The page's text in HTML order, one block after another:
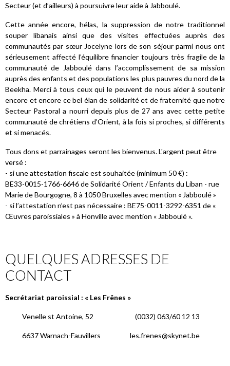
Secteur (et d’ailleurs) à poursuivre leur aide à Jabboulé.
Cette année encore, hélas, la suppression de notre traditionnel
souper libanais ainsi que des visites effectuées auprès des
communautés par sœur Jocelyne lors de son séjour parmi nous ont
sérieusement affecté l’équilibre financier toujours très fragile de la
communauté de Jabboulé dans l’accomplissement de sa mission
auprès des enfants et des populations les plus pauvres du nord de la
Beekha. Merci à tous ceux qui le peuvent de nous aider à soutenir
encore et encore ce bel élan de solidarité et de fraternité que notre
Secteur Pastoral a nourri depuis plus de 27 ans avec cette petite
communauté de chrétiens d’Orient, à la fois si proches, si différents
et si menacés.
Tous dons et parrainages seront les bienvenus. L'argent peut être
versé :
- si une attestation fiscale est souhaitée (minimum 50 €) :
BE33-0015-1766-6646 de Solidarité Orient / Enfants du Liban - rue
Marie de Bourgogne, 8 à 1050 Bruxelles avec mention « Jabboulé »
- si l’attestation n’est pas nécessaire : BE75-0011-3292-6351 de «
Œuvres paroissiales » à Honville avec mention « Jabboulé ».
QUELQUES ADRESSES DE
CONTACT
Secrétariat paroissial : « Les Frênes »
Venelle st Antoine, 52 (0032) 063/60 12 13
6637 Warnach-Fauvillers les.frenes@skynet.be